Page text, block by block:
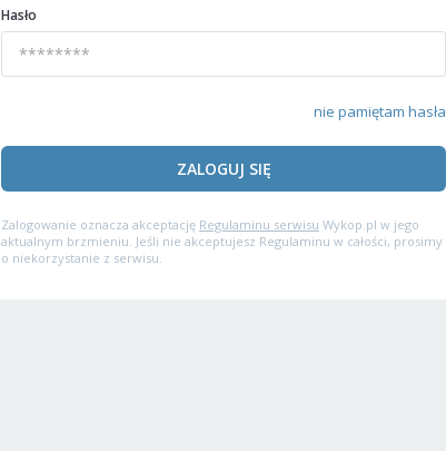
Hasło
nie pamiętam hasła
ZALOGUJ SIĘ
Zalogowanie oznacza akceptację Regulaminu serwisu Wykop.pl w jego
aktualnym brzmieniu. Jeśli nie akceptujesz Regulaminu w całości, prosimy
o niekorzystanie z serwisu.